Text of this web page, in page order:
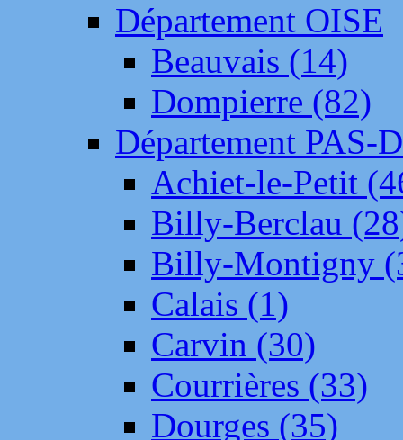
Département OISE
Beauvais (14)
Dompierre (82)
Département PAS-
Achiet-le-Petit
Billy-Berclau
Billy-Montigny
Calais (1)
Carvin (30)
Courrières (33)
Dourges (35)